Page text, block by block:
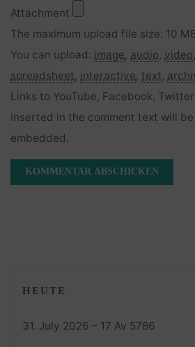
Attachment
The maximum upload file size: 10
You can upload: image, audio, video,
spreadsheet, interactive, text,
Links to YouTube, Facebook,
inserted in the comment text will
embedded.
HEUTE
31. July 2026 – 17 Av 5786